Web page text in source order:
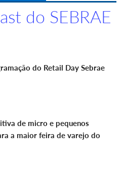
do SEBRAE
do Retail Day Sebrae
de micro e pequenos
a maior feira de varejo do